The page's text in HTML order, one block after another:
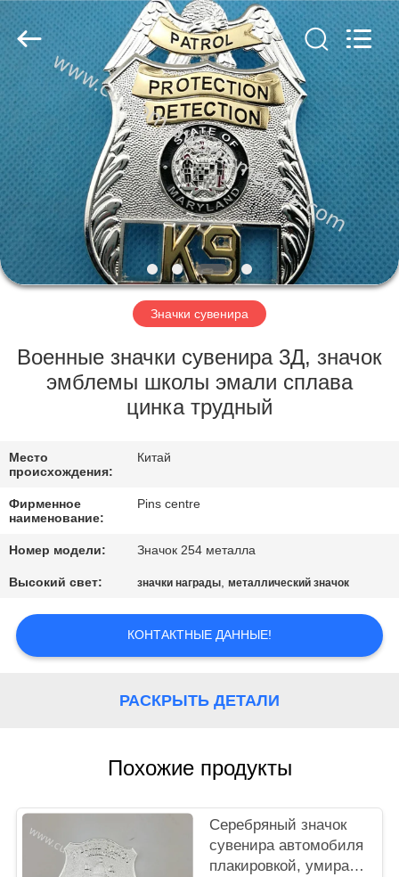
ДОМ
ПРОДУКТЫ
О
НАС
ПУТЕШЕСТВИЕ
ПРОВЕРКА
КАЧЕСТВА
СВЯЖИТЕСЬ
МЫ
НОВОСТИ
КАРТА
All
Rights
Reserved.
Developed
ECER
Значки сувенира
Военные значки сувенира 3Д, значок
эмблемы школы эмали сплава
цинка трудный
Место
происхождения:
Китай
Фирменное
наименование:
Pins centre
Номер модели: Значок 254 металла
Высокий свет: значки награды,металлический значок
КОНТАКТНЫЕ ДАННЫЕ!
РАСКРЫТЬ ДЕТАЛИ
Похожие продукты
Серебряный значок
сувенира автомобиля
плакировкой, умирает